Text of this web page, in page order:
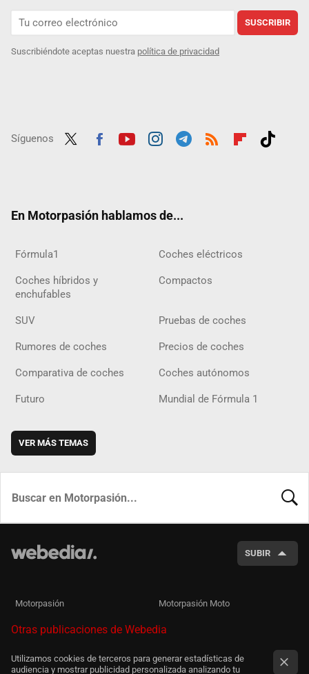
SUSCRIBIR
Suscribiéndote aceptas nuestra política de privacidad
Síguenos
En Motorpasión hablamos de...
Fórmula1 Coches eléctricos
Coches híbridos y
enchufables
Compactos
SUV Pruebas de coches
Rumores de coches Precios de coches
Comparativa de coches Coches autónomos
Futuro Mundial de Fórmula 1
VER MÁS TEMAS
SUBIR
Motorpasión Motorpasión Moto
Otras publicaciones de Webedia
Utilizamos cookies de terceros para generar estadísticas de
audiencia y mostrar publicidad personalizada analizando tu